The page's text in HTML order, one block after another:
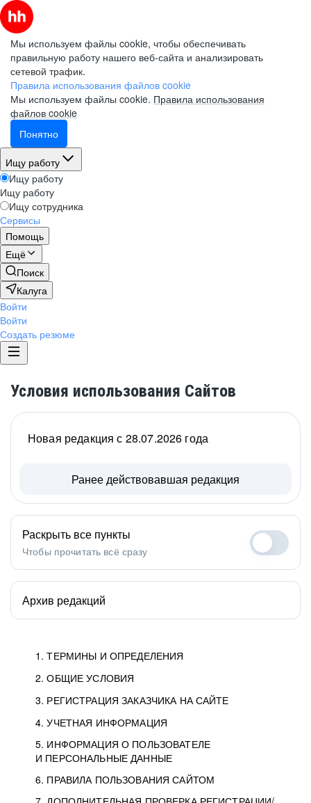
Мы используем файлы cookie, чтобы обеспечивать
правильную работу нашего веб-сайта и анализировать
сетевой трафик.
Правила использования файлов cookie
Мы используем файлы cookie. Правила использования
файлов cookie
Понятно
Ищу работу
Ищу работу
Ищу работу
Ищу сотрудника
Сервисы
Помощь
Ещё
Поиск
Калуга
Войти
Войти
Создать резюме
Условия использования Сайтов
1. ТЕРМИНЫ И ОПРЕДЕЛЕНИЯ
2. ОБЩИЕ УСЛОВИЯ
3. РЕГИСТРАЦИЯ ЗАКАЗЧИКА НА САЙТЕ
4. УЧЕТНАЯ ИНФОРМАЦИЯ
5. ИНФОРМАЦИЯ О ПОЛЬЗОВАТЕЛЕ
И ПЕРСОНАЛЬНЫЕ ДАННЫЕ
6. ПРАВИЛА ПОЛЬЗОВАНИЯ САЙТОМ
Новая редакция с 28.07.2026 года
Ранее действовавшая редакция
Раскрыть все пункты
Чтобы прочитать всё сразу
Архив редакций